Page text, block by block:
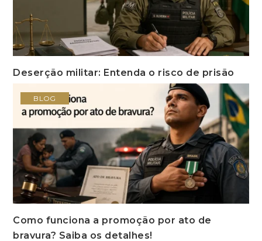
Deserção militar: Entenda o risco de prisão
BLOG
Como funciona a promoção por ato de
bravura? Saiba os detalhes!